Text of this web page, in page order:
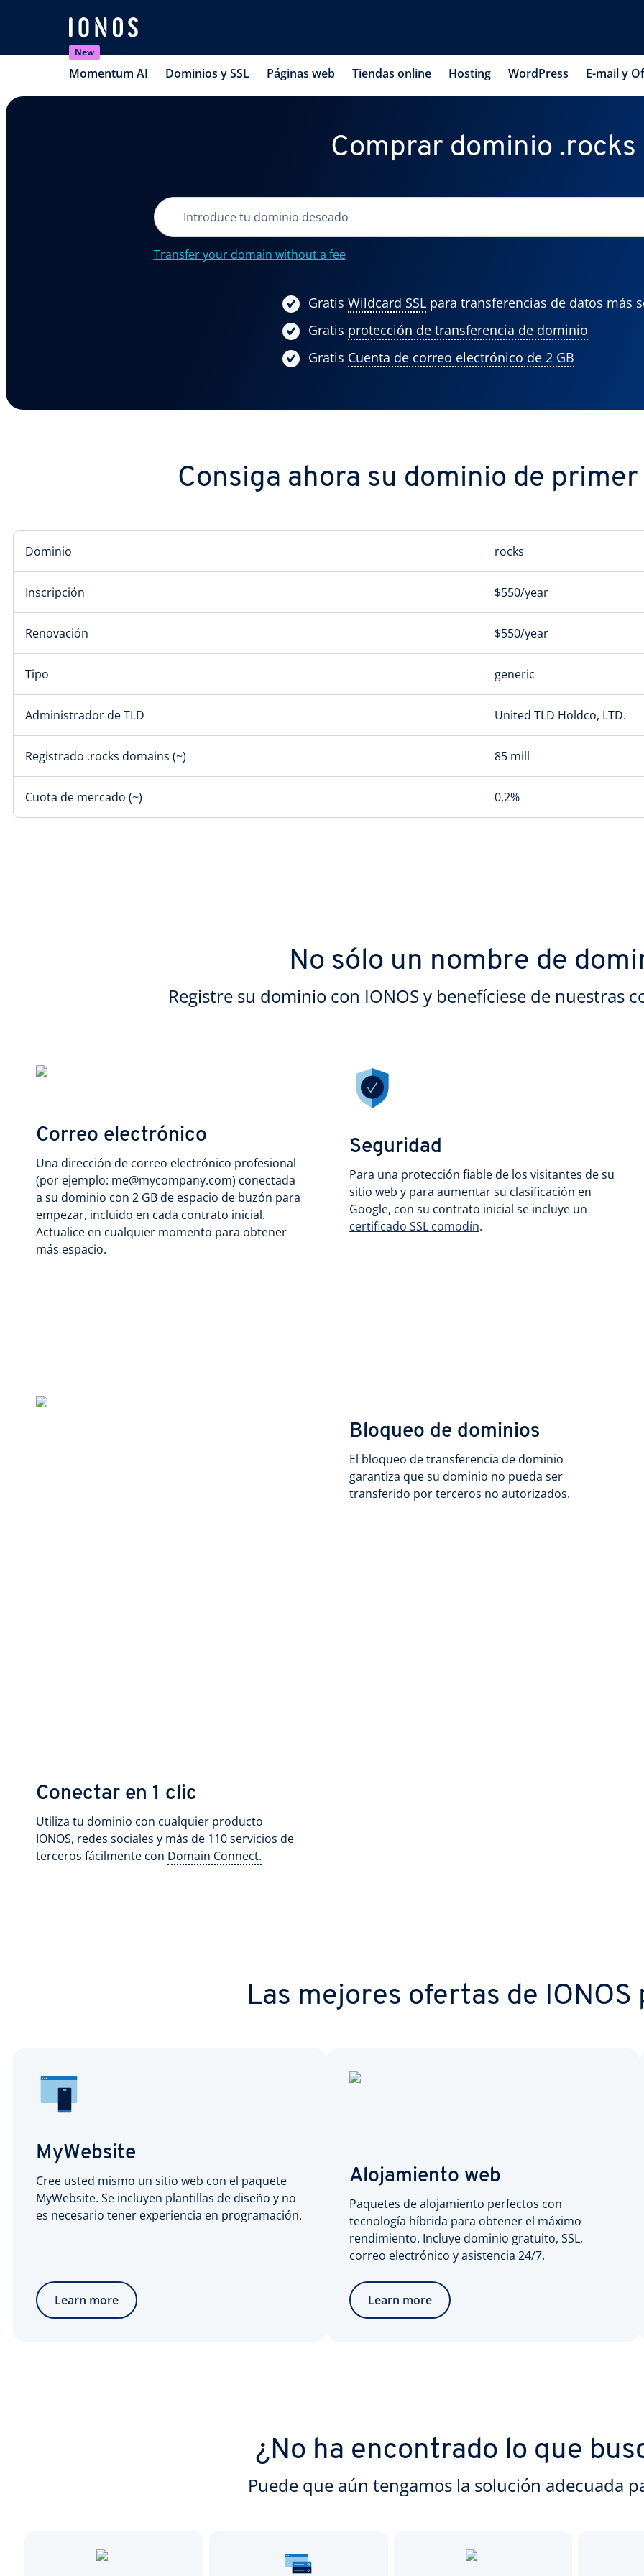
New
Momentum AI Dominios y SSL Páginas web Tiendas online Hosting WordPress E-mail y
Comprar dominio .rocks
Transfer your domain without a fee
Gratis Wildcard SSL para transferencias de datos más
Gratis protección de transferencia de dominio
Gratis Cuenta de correo electrónico de 2 GB
Consiga ahora su dominio de
Dominio rocks
Inscripción $550/year
Renovación $550/year
Tipo generic
Administrador de TLD United TLD Holdco, LTD.
Registrado .rocks domains (~) 85 mill
Cuota de mercado (~) 0,2%
No sólo un nombre de
Registre su dominio con IONOS y benefíciese de nuestras
Correo electrónico
Una dirección de correo electrónico profesional
(por ejemplo: me@mycompany.com) conectada
a su dominio con 2 GB de espacio de buzón para
empezar, incluido en cada contrato inicial.
Actualice en cualquier momento para obtener
más espacio.
Seguridad
Para una protección fiable de los visitantes de su
sitio web y para aumentar su clasificación en
Google, con su contrato inicial se incluye un
certificado SSL comodín.
Conectar en 1 clic
Utiliza tu dominio con cualquier producto
IONOS, redes sociales y más de 110 servicios de
terceros fácilmente con Domain Connect.
Bloqueo de dominios
El bloqueo de transferencia de dominio
garantiza que su dominio no pueda ser
transferido por terceros no autorizados.
Las mejores ofertas de IONOS
MyWebsite
Cree usted mismo un sitio web con el paquete
MyWebsite. Se incluyen plantillas de diseño y no
es necesario tener experiencia en programación.
Learn more
Alojamiento web
Paquetes de alojamiento perfectos con
tecnología híbrida para obtener el máximo
rendimiento. Incluye dominio gratuito, SSL,
correo electrónico y asistencia 24/7.
Learn more
¿No ha encontrado lo que
Puede que aún tengamos la solución adecuada